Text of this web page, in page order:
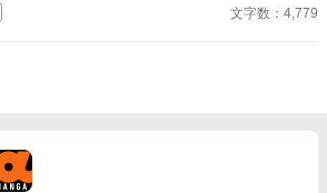
ろう？」 「…………」 ■俺様最強旅人×健気美人♂神
文字数：4,779